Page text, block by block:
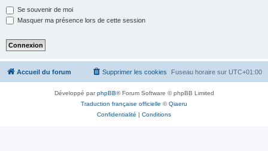
Se souvenir de moi
Masquer ma présence lors de cette session
Accueil du forum Fuseau horaire sur UTC+01:00
Supprimer les cookies
Développé parphpBB® Forum Software © phpBB Limited
Traduction française officielle ©Qiaeru
Confidentialité | Conditions